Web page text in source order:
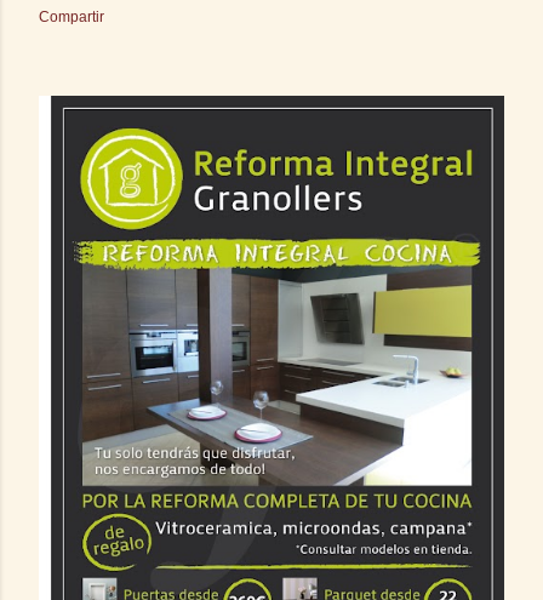
Compartir